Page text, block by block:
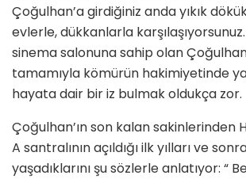
Çoğulhan’a girdiğiniz anda yıkık
evlerle, dükkanlarla
sinema salonuna sahip olan
tamamıyla kömürün hakimiyetinde
hayata dair bir iz bulmak oldukça zor.
Çoğulhan’ın son kalan sakinlerinden
A santralının açıldığı ilk yılları ve
yaşadıklarını şu sözlerle anlatıyor: “